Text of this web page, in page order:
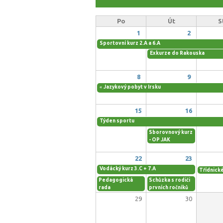
Po Út
1
2
Sportovní kurz 2.A a 6.A
Exkurze do Rakouska
8 9
« Jazykový pobyt v Irsku
15 16
Týden sportu
Sborovnový kurz
- OP JAK
22 23
Vodácký kurz 3.C + 7.A
Pedagogická
rada
Schůzka s rodiči
prvních ročníků
29 30